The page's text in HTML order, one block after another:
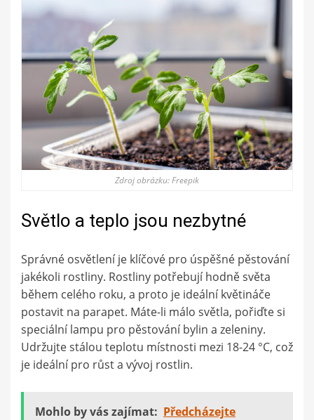
Zdroj obrázku: Freepik
Světlo a teplo jsou nezbytné
Správné osvětlení je klíčové pro úspěšné pěstování
jakékoli rostliny. Rostliny potřebují hodně světa
během celého roku, a proto je ideální květináče
postavit na parapet. Máte-li málo světla, pořiďte si
speciální lampu pro pěstování bylin a zeleniny.
Udržujte stálou teplotu místnosti mezi 18-24 °C, což
je ideální pro růst a vývoj rostlin.
Mohlo by vás zajímat: Předcházejte